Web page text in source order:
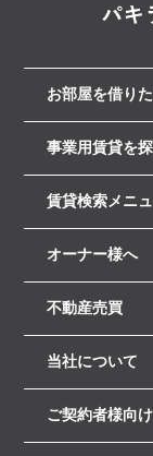
お部屋を借り
事業用賃貸を
賃貸検索メニ
オーナー様へ
不動産売買
当社について
ご契約者様向け